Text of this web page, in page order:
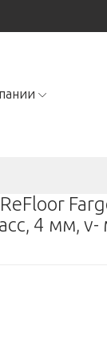
4 мм, v-